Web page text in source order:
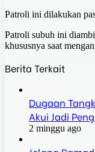
Patroli ini dilakukan
Patroli subuh ini
khususnya saat
Berita Terkait
Dugaan
Akui Jadi
2 minggu ago